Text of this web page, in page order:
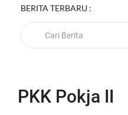
BERITA TERBARU :
PKK Pokja II